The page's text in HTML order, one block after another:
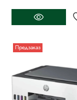
Предзаказ